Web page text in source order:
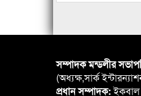
সম্পাদক মন্ডলীর
(অধ্যক্ষ,সার্ক
প্রধান সম্পাদক: